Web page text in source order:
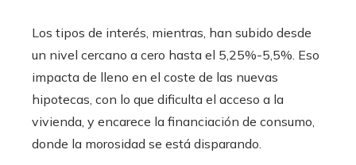
Los tipos de interés, mientras, han subido desde
un nivel cercano a cero hasta el 5,25%-5,5%. Eso
impacta de lleno en el coste de las nuevas
hipotecas, con lo que dificulta el acceso a la
vivienda, y encarece la financiación de consumo,
donde la morosidad se está disparando.